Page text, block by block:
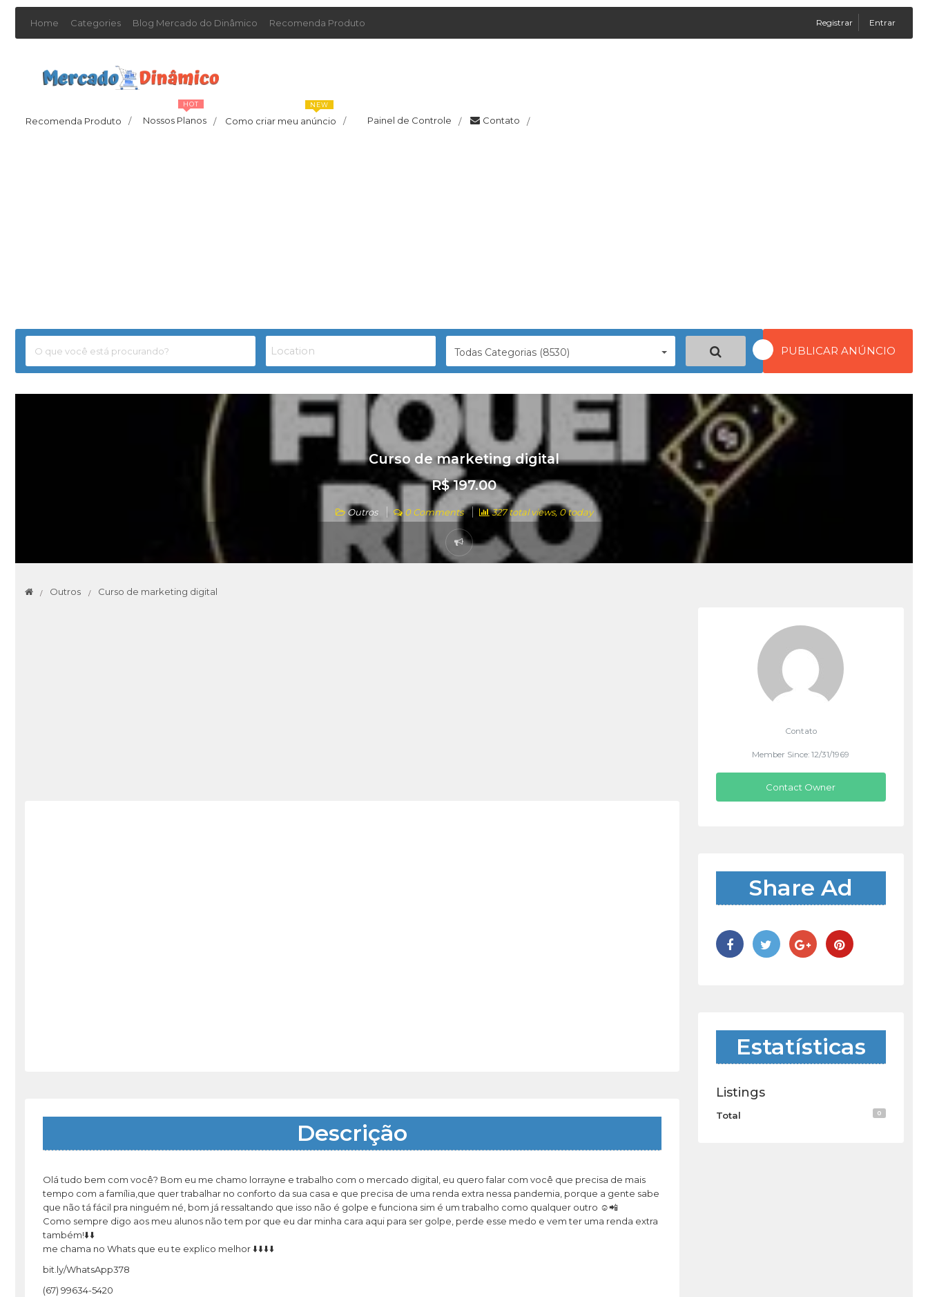
Home Categories Blog Mercado do Dinâmico Recomenda Produto Registrar Entrar
Recomenda Produto / Nossos Planos /
HOT
Como criar meu anúncio /
NEW
Painel de Controle / Contato /
Todas Categorias (8530) PUBLICAR ANÚNCIO
Curso de marketing digital
R$ 197.00
Outros 0 Comments 327 total views, 0 today
Outros Curso de marketing digital
Descrição
Olá tudo bem com você? Bom eu me chamo lorrayne e trabalho com o mercado digital, eu quero falar com você que precisa de mais
tempo com a família,que quer trabalhar no conforto da sua casa e que precisa de uma renda extra nessa pandemia, porque a gente sabe
que não tá fácil pra ninguém né, bom já ressaltando que isso não é golpe e funciona sim é um trabalho como qualquer outro ☺️📲
Como sempre digo aos meu alunos não tem por que eu dar minha cara aqui para ser golpe, perde esse medo e vem ter uma renda extra
também!⬇️⬇️
me chama no Whats que eu te explico melhor ⬇️⬇️⬇️⬇️
bit.ly/WhatsApp378
(67) 99634-5420
Contato
Member Since: 12/31/1969
Contact Owner
Share Ad
Estatísticas
Listings
Total 0